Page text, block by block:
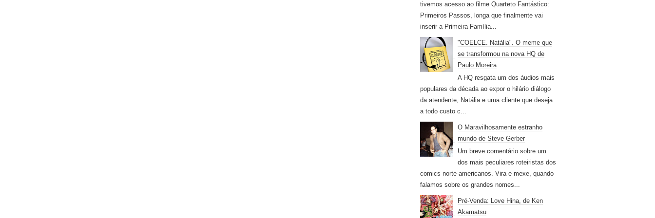
tivemos acesso ao filme Quarteto Fantástico:
Primeiros Passos, longa que finalmente vai
inserir a Primeira Família...
"COELCE. Natália". O meme que
se transformou na nova HQ de
Paulo Moreira
A HQ resgata um dos áudios mais
populares da década ao expor o hilário diálogo
da atendente, Natália e uma cliente que deseja
a todo custo c...
O Maravilhosamente estranho
mundo de Steve Gerber
Um breve comentário sobre um
dos mais peculiares roteiristas dos
comics norte-americanos. Vira e mexe, quando
falamos sobre os grandes nomes...
Pré-Venda: Love Hina, de Ken
Akamatsu